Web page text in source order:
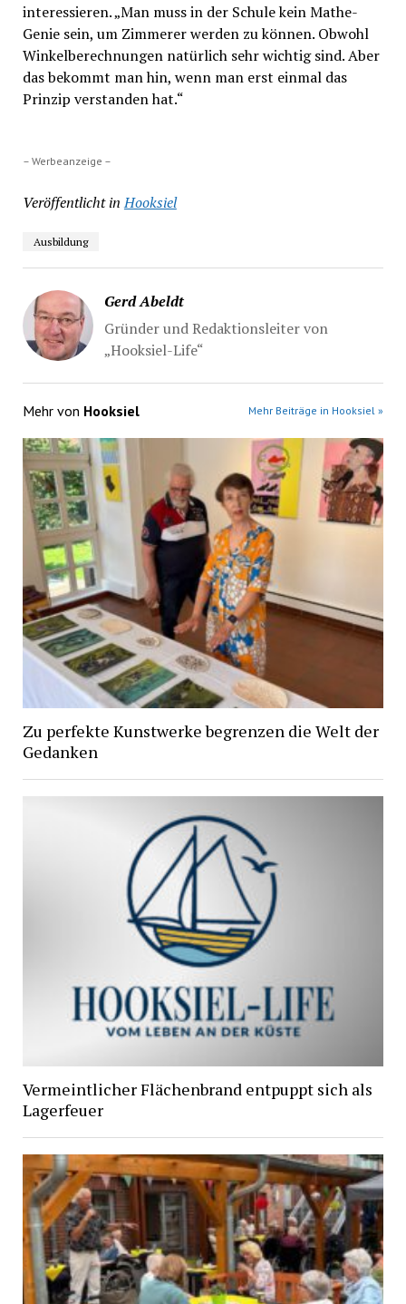
interessieren. „Man muss in der Schule kein Mathe-
Genie sein, um Zimmerer werden zu können. Obwohl
Winkelberechnungen natürlich sehr wichtig sind. Aber
das bekommt man hin, wenn man erst einmal das
Prinzip verstanden hat.“
– Werbeanzeige –
Veröffentlicht in Hooksiel
Ausbildung
Gerd Abeldt
Gründer und Redaktionsleiter von
„Hooksiel-Life“
Mehr von Hooksiel Mehr Beiträge in Hooksiel »
Zu perfekte Kunstwerke begrenzen die Welt der
Gedanken
Vermeintlicher Flächenbrand entpuppt sich als
Lagerfeuer